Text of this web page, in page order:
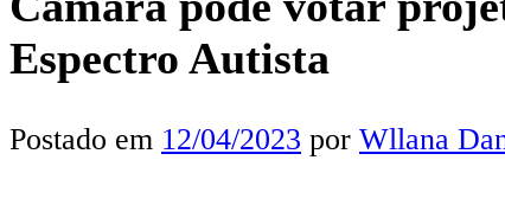
Espectro Autista
Postado em 12/04/2023 por Wllana